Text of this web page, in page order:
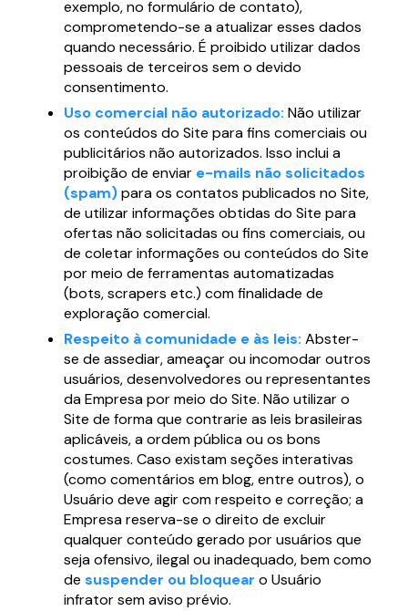
exemplo, no formulário de contato),
comprometendo-se a atualizar esses dados
quando necessário. É proibido utilizar dados
pessoais de terceiros sem o devido
consentimento.
Uso comercial não autorizado: Não utilizar
os conteúdos do Site para fins comerciais ou
publicitários não autorizados. Isso inclui a
proibição de enviar e-mails não solicitados
(spam)para os contatos publicados no Site,
de utilizar informações obtidas do Site para
ofertas não solicitadas ou fins comerciais, ou
de coletar informações ou conteúdos do Site
por meio de ferramentas automatizadas
(bots, scrapers etc.) com finalidade de
exploração comercial.
Respeito à comunidade e às leis: Abster-
se de assediar, ameaçar ou incomodar outros
usuários, desenvolvedores ou representantes
da Empresa por meio do Site. Não utilizar o
Site de forma que contrarie as leis brasileiras
aplicáveis, a ordem pública ou os bons
costumes. Caso existam seções interativas
(como comentários em blog, entre outros), o
Usuário deve agir com respeito e correção; a
Empresa reserva-se o direito de excluir
qualquer conteúdo gerado por usuários que
seja ofensivo, ilegal ou inadequado, bem como
de suspender ou bloquear o Usuário
infrator sem aviso prévio.